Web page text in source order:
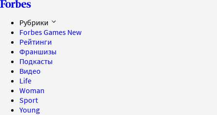
Рубрики
Forbes Games New
Рейтинги
Франшизы
Подкасты
Видео
Life
Woman
Sport
Young